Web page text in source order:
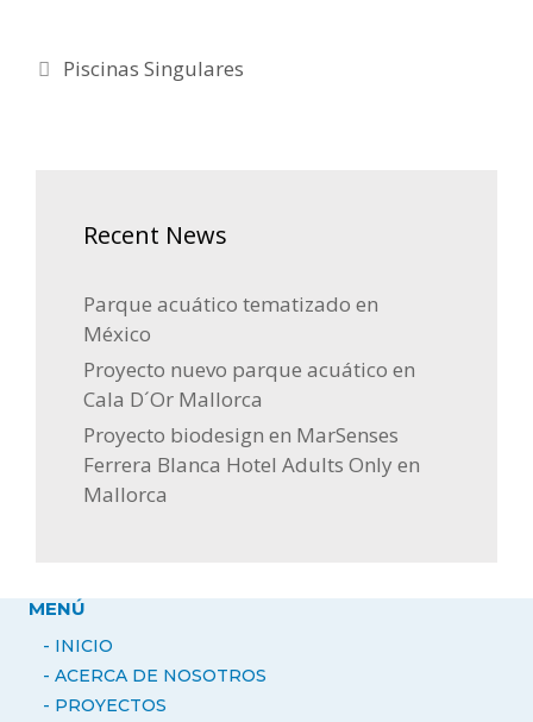
Categorías
Piscinas Singulares
Recent News
Parque acuático tematizado en
México
Proyecto nuevo parque acuático en
Cala D´Or Mallorca
Proyecto biodesign en MarSenses
Ferrera Blanca Hotel Adults Only en
Mallorca
MENÚ
- INICIO
- ACERCA DE NOSOTROS
- PROYECTOS